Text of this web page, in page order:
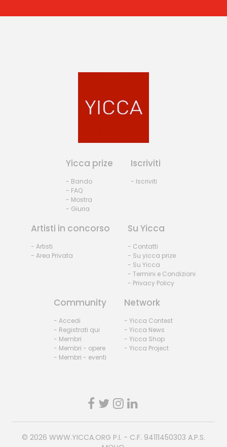
Yicca prize
- Bando
- FAQ
- Mostra
- Giuria
Iscriviti
- Iscriviti
Artisti in concorso
- Artisti
- Area Privata
Su Yicca
- Contatti
- Su yicca prize
- Su Yicca
- Termini e Condizioni
- Privacy Policy
Community
- Accedi
- Registrati qui
- Membri
- Membri - opere
- Membri - eventi
Network
- Yicca Contest
- Yicca News
- Yicca Shop
- Yicca Project
© 2026 WWW.YICCA.ORG P.I. - C.F. 94111450303 A.P.S.